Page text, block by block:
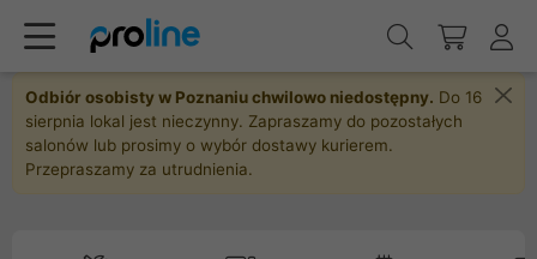
Odbiór osobisty w Poznaniu chwilowo niedostępny. Do 16
sierpnia lokal jest nieczynny. Zapraszamy do pozostałych
salonów lub prosimy o wybór dostawy kurierem.
Przepraszamy za utrudnienia.